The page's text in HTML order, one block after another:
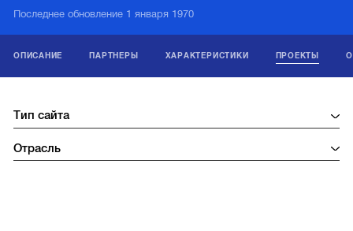
Последнее обновление 1 января 1970
ОПИСАНИЕ ПАРТНЕРЫ ХАРАКТЕРИСТИКИ ПРОЕКТЫ